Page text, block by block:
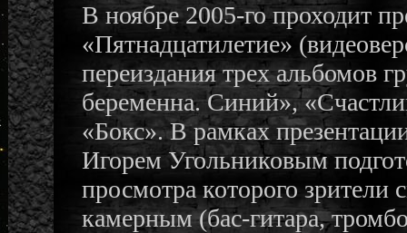
В ноябре 2005-го проходит
«Пятнадцатилетие»
переиздания трех альбомов
беременна. Синий»,
«Бокс». В рамках
Игорем Угольниковым
просмотра которого
камерным (бас-гитара,